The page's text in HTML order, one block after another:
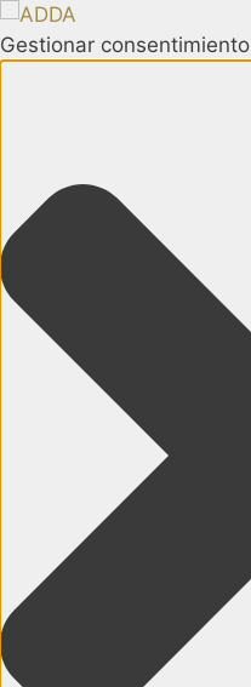
Gestionar consentimiento